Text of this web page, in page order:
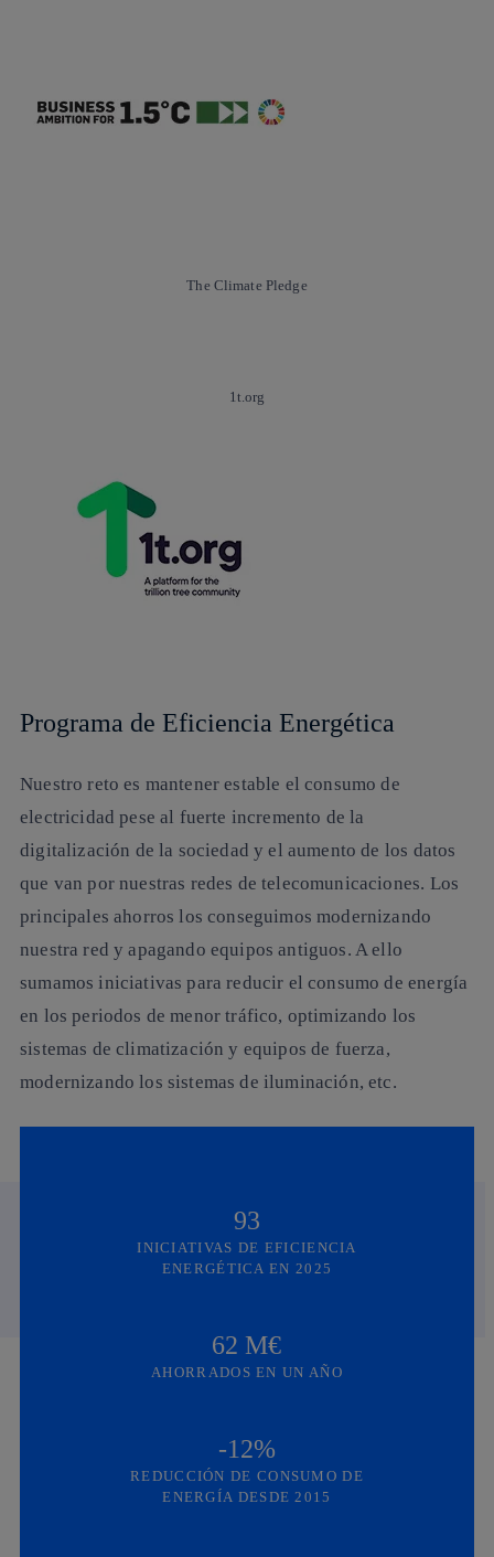
The Climate Pledge
1t.org
Programa de Eficiencia Energética
Nuestro reto es mantener estable el consumo de
electricidad pese al fuerte incremento de la
digitalización de la sociedad y el aumento de los datos
que van por nuestras redes de telecomunicaciones. Los
principales ahorros los conseguimos modernizando
nuestra red y apagando equipos antiguos. A ello
sumamos iniciativas para reducir el consumo de energía
en los periodos de menor tráfico, optimizando los
sistemas de climatización y equipos de fuerza,
modernizando los sistemas de iluminación, etc.
93
INICIATIVAS DE EFICIENCIA
ENERGÉTICA EN 2025
62 M€
AHORRADOS EN UN AÑO
-12%
REDUCCIÓN DE CONSUMO DE
ENERGÍA DESDE 2015